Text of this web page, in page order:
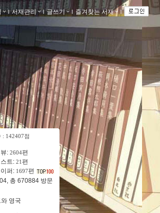
ｌ서재관리 ｌ글쓰기 ｌ 즐겨찾는 서재 ｌ
: 142407점
: 2604편
트: 21편
퍼: 1697편
총 670884 방문
영국